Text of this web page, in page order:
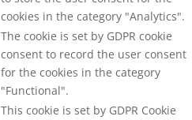
cookies in the category "Analytics".
The cookie is set by GDPR cookie
consent to record the user consent
for the cookies in the category
"Functional".
This cookie is set by GDPR Cookie